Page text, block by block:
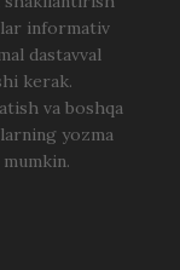
informativ
dastavval
kerak.
va boshqa
yozma